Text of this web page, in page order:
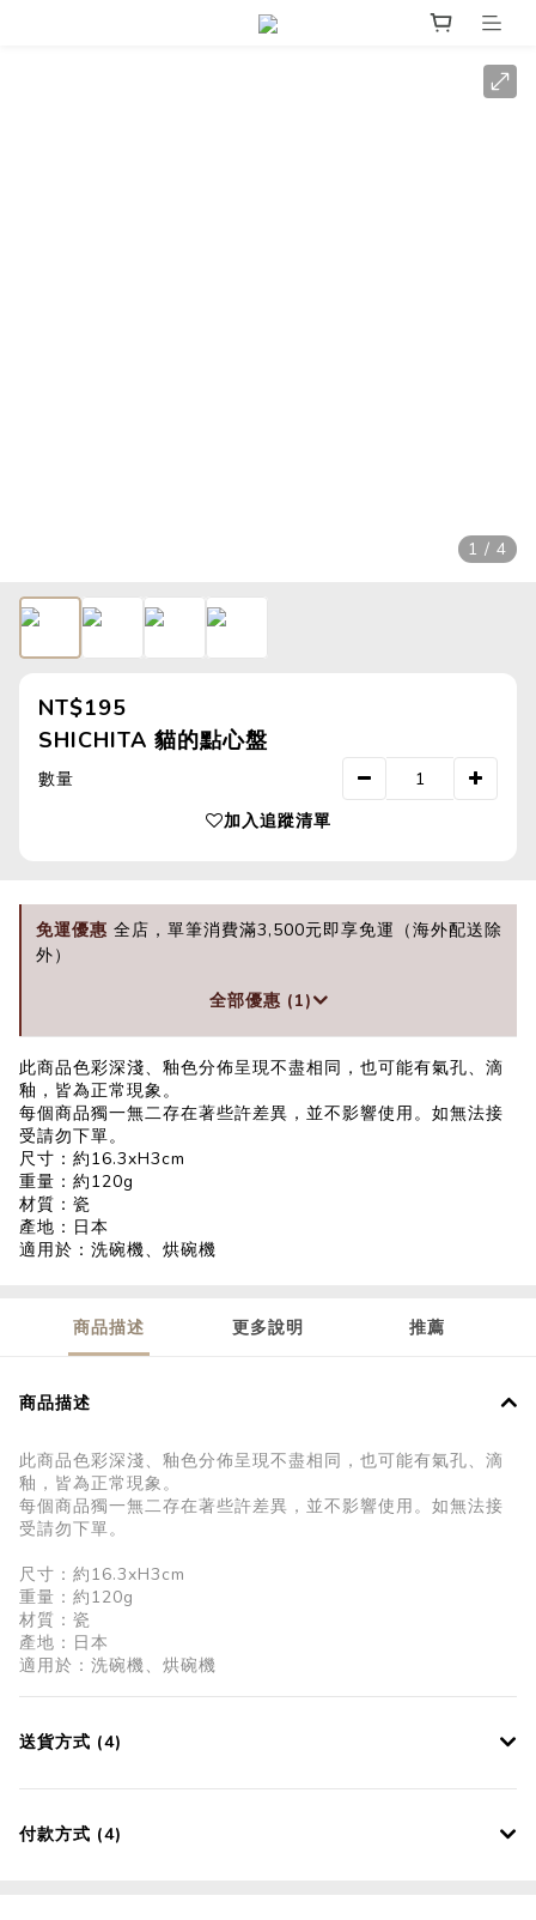
1 / 4
NT$195
SHICHITA 貓的點心盤
數量
加入追蹤清單
免運優惠 全店，單筆消費滿3,500元即享免運（海外配送除
外）
全部優惠 (1)
此商品色彩深淺、釉色分佈呈現不盡相同，也可能有氣孔、滴
釉，皆為正常現象。
每個商品獨一無二存在著些許差異，並不影響使用。如無法接
受請勿下單。
尺寸：約16.3xH3cm
重量：約120g
材質：瓷
產地：日本
適用於：洗碗機、烘碗機
商品描述 更多說明 推薦
商品描述
此商品色彩深淺、釉色分佈呈現不盡相同，也可能有氣孔、滴
釉，皆為正常現象。
每個商品獨一無二存在著些許差異，並不影響使用。如無法接
受請勿下單。
尺寸：約16.3xH3cm
重量：約120g
材質：瓷
產地：日本
適用於：洗碗機、烘碗機
送貨方式 (4)
付款方式 (4)